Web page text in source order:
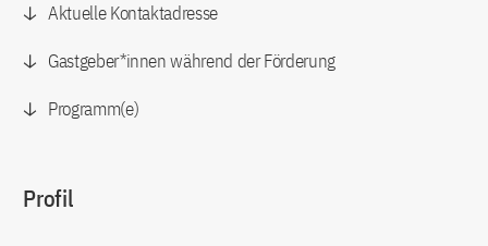
Aktuelle Kontaktadresse
Gastgeber*innen während der Förderung
Programm(e)
Profil